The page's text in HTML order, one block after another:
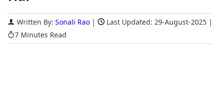
Written By: Sonali Rao | Last Updated: 29-August-2025 |
7 Minutes Read